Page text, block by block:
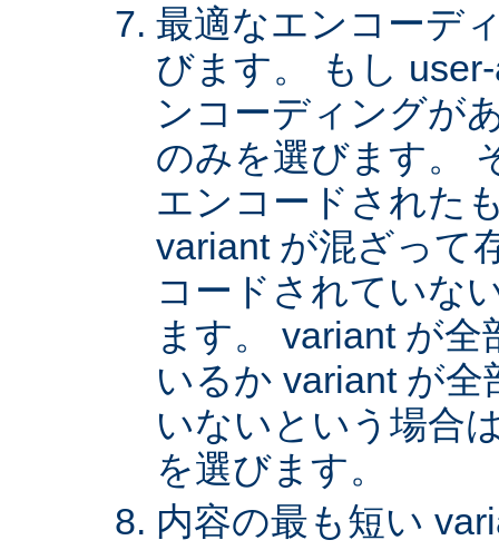
最適なエンコーデ
びます。 もし
ンコーディングが
のみを選びます。
エンコードされた
variant が混ざって
コードされていな
ます。 variant が
いるか variant が
いないという場合
を選びます。
内容の最も短い